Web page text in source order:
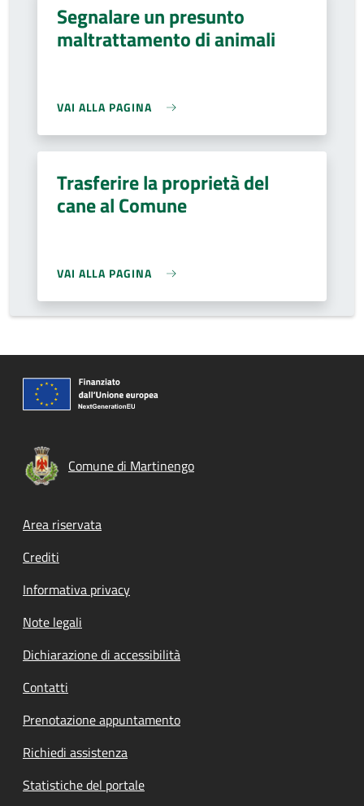
Segnalare un presunto
maltrattamento di animali
VAI ALLA PAGINA
Trasferire la proprietà del
cane al Comune
VAI ALLA PAGINA
Comune di Martinengo
Footer menu
Area riservata
Crediti
Informativa privacy
Note legali
Dichiarazione di accessibilità
Contatti
Prenotazione appuntamento
Richiedi assistenza
Statistiche del portale